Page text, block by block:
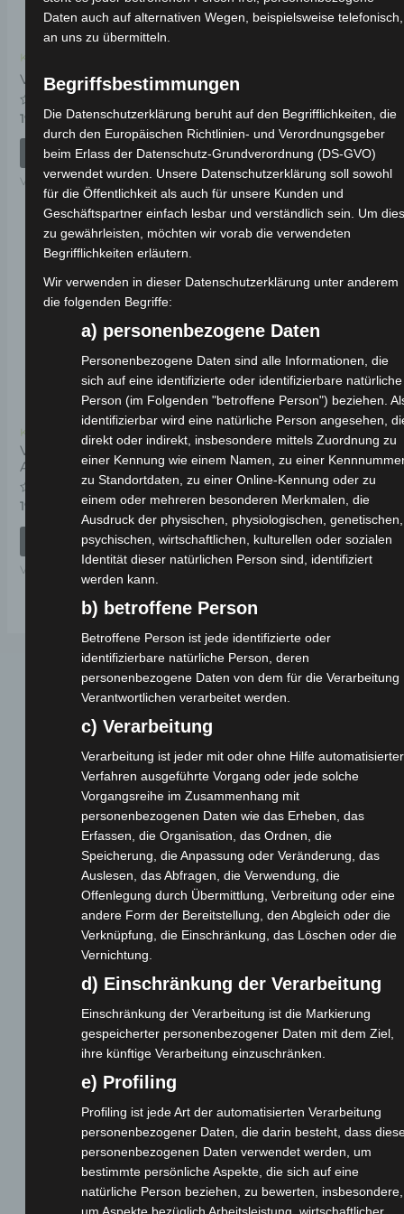
Kostenloser Versand
VSX HELMHALTER
Bewertet
mit
0
19,00€ *
IN DEN WARENKORB
VSX
STÄNDERFEDER
Bewertet
mit
0
von
5
19,00 *
IN DEN WARENKORB
VSX
Kostenloser Versand
VSX RAHMENNUMMER-
ABDECKUNG
Bewertet
0
19,00
IN DEN WARENKORB
VSX
Webseite
Cashback-Aktion
Händler werden
Home
Gemeinsam spenden
Jobs
Reklamation einreichen
Über uns
Produktpalette
Elektro-Chopper
Elektro-Fahrräder
Elektro-Kabinenroller
Elektro-Klappräder
Elektro-Lastendreiräder
Daten auch auf alternativen Wegen, beispielsweise telefonisch,
an uns zu übermitteln.
Begriffsbestimmungen
Die Datenschutzerklärung beruht auf den Begrifflichkeiten, die
durch den Europäischen Richtlinien- und Verordnungsgeber
beim Erlass der Datenschutz-Grundverordnung (DS-GVO)
verwendet wurden. Unsere Datenschutzerklärung soll sowohl
für die Öffentlichkeit als auch für unsere Kunden und
Geschäftspartner einfach lesbar und verständlich sein. Um dies
zu gewährleisten, möchten wir vorab die verwendeten
Begrifflichkeiten erläutern.
Wir verwenden in dieser Datenschutzerklärung unter anderem
die folgenden Begriffe:
a) personenbezogene Daten
Personenbezogene Daten sind alle Informationen, die
sich auf eine identifizierte oder identifizierbare natürliche
Person (im Folgenden "betroffene Person") beziehen.
identifizierbar wird eine natürliche Person angesehen,
direkt oder indirekt, insbesondere mittels Zuordnung zu
einer Kennung wie einem Namen, zu einer
zu Standortdaten, zu einer Online-Kennung oder zu
einem oder mehreren besonderen Merkmalen, die
Ausdruck der physischen, physiologischen, genetischen,
psychischen, wirtschaftlichen, kulturellen oder sozialen
Identität dieser natürlichen Person sind, identifiziert
werden kann.
b) betroffene Person
Betroffene Person ist jede identifizierte oder
identifizierbare natürliche Person, deren
personenbezogene Daten von dem für die Verarbeitung
Verantwortlichen verarbeitet werden.
c) Verarbeitung
Verarbeitung ist jeder mit oder ohne Hilfe automatisierter
Verfahren ausgeführte Vorgang oder jede solche
Vorgangsreihe im Zusammenhang mit
personenbezogenen Daten wie das Erheben, das
Erfassen, die Organisation, das Ordnen, die
Speicherung, die Anpassung oder Veränderung, das
Auslesen, das Abfragen, die Verwendung, die
Offenlegung durch Übermittlung, Verbreitung oder eine
andere Form der Bereitstellung, den Abgleich oder die
Verknüpfung, die Einschränkung, das Löschen oder die
Vernichtung.
d) Einschränkung der Verarbeitung
Einschränkung der Verarbeitung ist die Markierung
gespeicherter personenbezogener Daten mit dem Ziel,
ihre künftige Verarbeitung einzuschränken.
e) Profiling
Profiling ist jede Art der automatisierten Verarbeitung
personenbezogener Daten, die darin besteht, dass
personenbezogenen Daten verwendet werden, um
bestimmte persönliche Aspekte, die sich auf eine
natürliche Person beziehen, zu bewerten, insbesondere,